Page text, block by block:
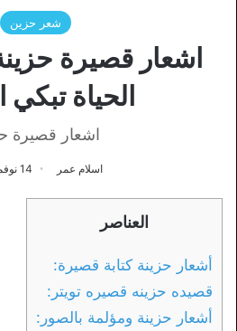
شعر حزين
اشعار قصيرة
الحياة
اشعار قصيرة
اسلام عمر 14 نوفمبر، 2021
العناصر
أشعار حزينة كتابة قصيرة:
قصيده حزينه قصيره تويتر:
أشعار حزينة ومؤلمة بالصور: